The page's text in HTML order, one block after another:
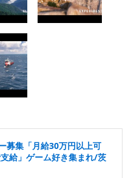
募集「月給30万円以上可
給」ゲーム好き集まれ/茨